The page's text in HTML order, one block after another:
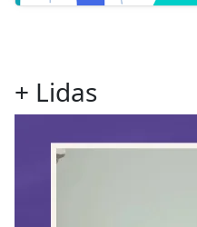
+ Lidas